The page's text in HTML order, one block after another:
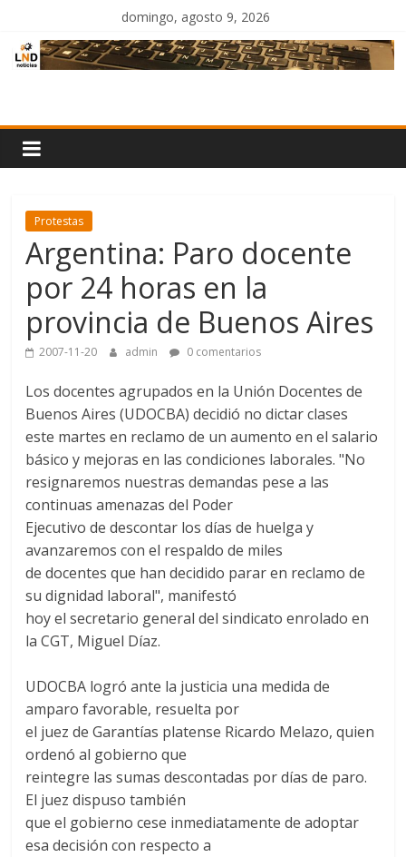
contenido
domingo, agosto 9, 2026
Noticias
Protestas
Argentina: Paro docente
por 24 horas en la
provincia de Buenos Aires
2007-11-20 admin 0 comentarios
Los docentes agrupados en la Unión Docentes de
Buenos Aires (UDOCBA) decidió no dictar clases
este martes en reclamo de un aumento en el salario
básico y mejoras en las condiciones laborales."No
resignaremos nuestras demandas pese a las
continuas amenazas del Poder
Ejecutivo de descontar los días de huelga y
avanzaremos con el respaldo de miles
de docentes que han decidido parar en reclamo de
su dignidad laboral", manifestó
hoy el secretario general del sindicato enrolado en
la CGT, Miguel Díaz.
UDOCBA logró ante la justicia una medida de
amparo favorable, resuelta por
el juez de Garantías platense Ricardo Melazo, quien
ordenó al gobierno que
reintegre las sumas descontadas por días de paro.
El juez dispuso también
que el gobierno cese inmediatamente de adoptar
esa decisión con respecto a